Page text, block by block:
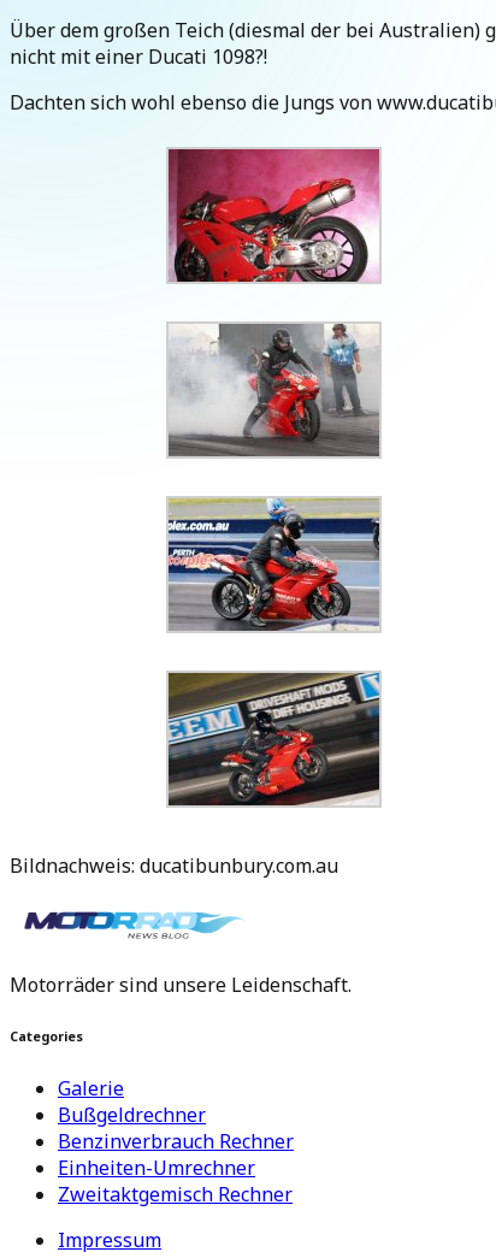
Über dem großen Teich (diesmal der bei Australien)
nicht mit einer Ducati 1098?!
Dachten sich wohl ebenso die Jungs von
Bildnachweis: ducatibunbury.com.au
Motorräder sind unsere Leidenschaft.
Categories
Galerie
Bußgeldrechner
Benzinverbrauch Rechner
Einheiten-Umrechner
Zweitaktgemisch Rechner
Impressum